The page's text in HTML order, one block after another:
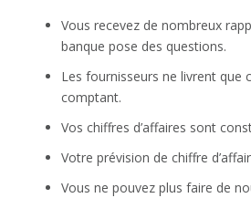
Vous recevez de nombreux
banque pose des questions.
Les fournisseurs ne livrent que
comptant.
Vos chiffres d’affaires sont
Votre prévision de chiffre
Vous ne pouvez plus faire de